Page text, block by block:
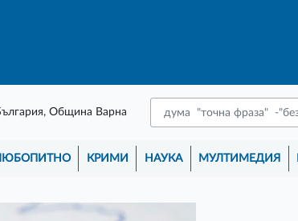
Община Варна
КРИМИ НАУКА МУЛТИМЕДИЯ